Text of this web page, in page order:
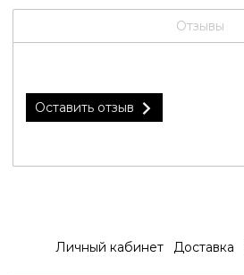
Отзывы
Оставить отзыв
Личный кабинет Доставка